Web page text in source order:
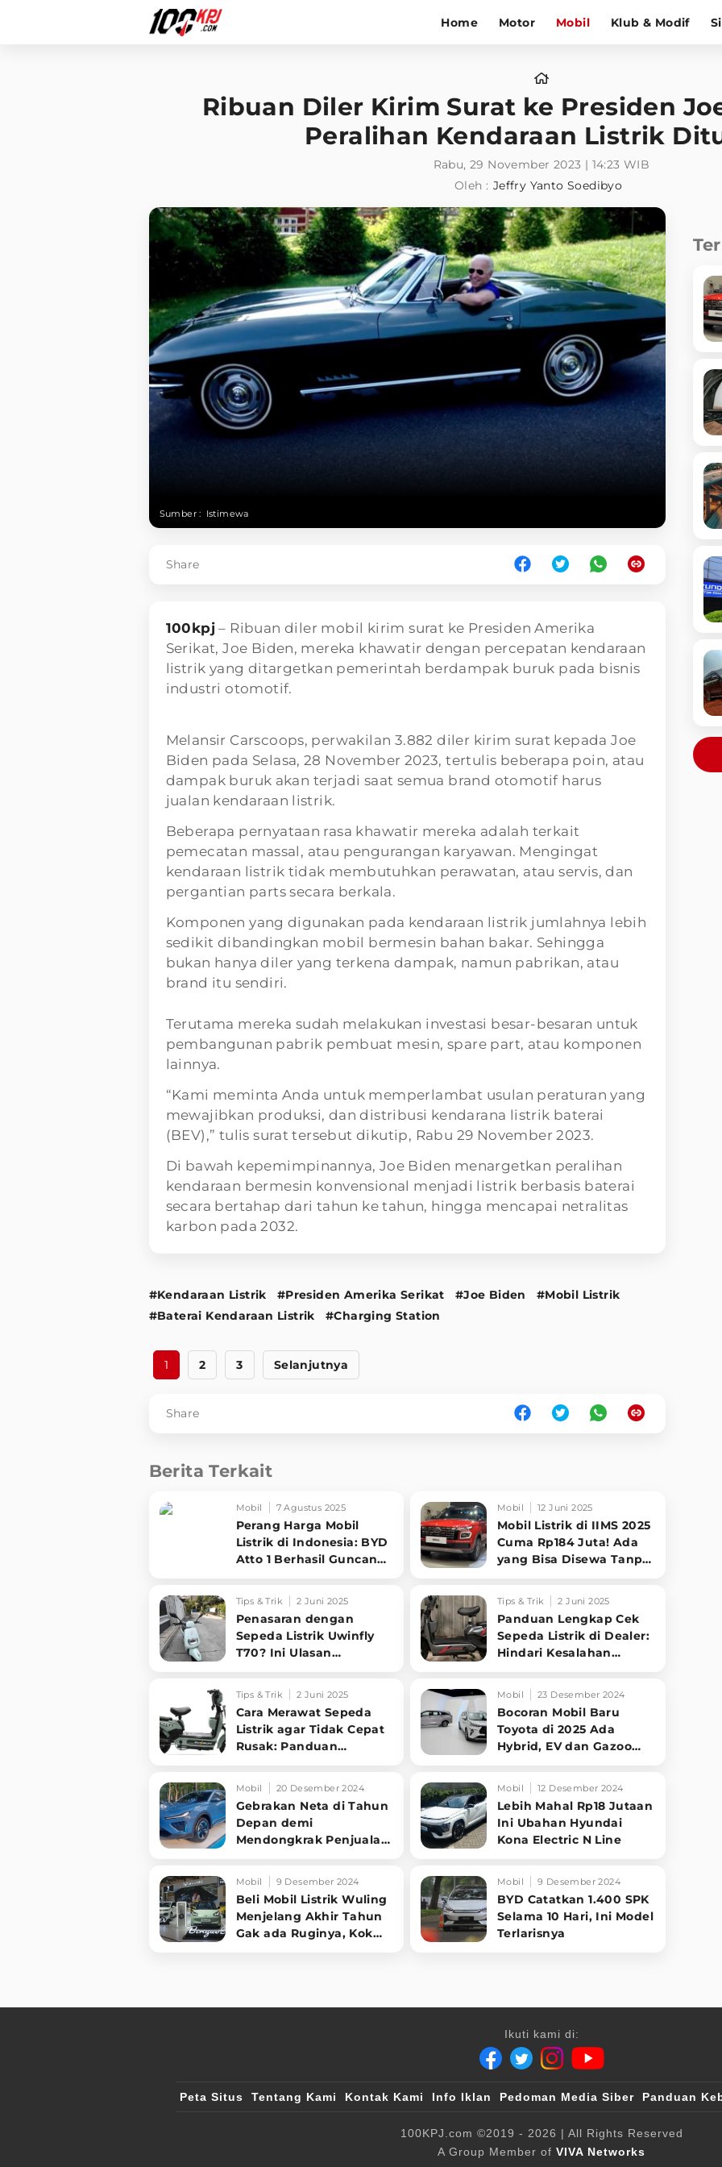
Home Motor Mobil Klub & Modif
Ribuan Diler Kirim Surat ke Presiden
Peralihan Kendaraan Listrik
Rabu, 29 November 2023 | 14:23 WIB
Oleh : Jeffry Yanto Soedibyo
Sumber : Istimewa
Share
100kpj– Ribuan diler mobil kirim surat ke Presiden Amerika
Serikat, Joe Biden, mereka khawatir dengan percepatan kendaraan
listrik yang ditargetkan pemerintah berdampak buruk pada bisnis
industri otomotif.
Melansir Carscoops, perwakilan 3.882 diler kirim surat kepada Joe
Biden pada Selasa, 28 November 2023, tertulis beberapa poin, atau
dampak buruk akan terjadi saat semua brand otomotif harus
jualan kendaraan listrik.
Beberapa pernyataan rasa khawatir mereka adalah terkait
pemecatan massal, atau pengurangan karyawan. Mengingat
kendaraan listrik tidak membutuhkan perawatan, atau servis, dan
pergantian parts secara berkala.
Komponen yang digunakan pada kendaraan listrik jumlahnya lebih
sedikit dibandingkan mobil bermesin bahan bakar. Sehingga
bukan hanya diler yang terkena dampak, namun pabrikan, atau
brand itu sendiri.
Terutama mereka sudah melakukan investasi besar-besaran untuk
pembangunan pabrik pembuat mesin, spare part, atau komponen
lainnya.
“Kami meminta Anda untuk memperlambat usulan peraturan yang
mewajibkan produksi, dan distribusi kendarana listrik baterai
(BEV),” tulis surat tersebut dikutip, Rabu 29 November 2023.
Di bawah kepemimpinannya, Joe Biden menargetkan peralihan
kendaraan bermesin konvensional menjadi listrik berbasis baterai
secara bertahap dari tahun ke tahun, hingga mencapai netralitas
karbon pada 2032.
#Kendaraan Listrik #Presiden Amerika Serikat #Joe Biden
#Mobil Listrik
#Baterai Kendaraan Listrik
#Charging Station
1 2 3 Selanjutnya
Share
Berita Terkait
Mobil 7 Agustus 2025
Perang Harga Mobil
Listrik di Indonesia: BYD
Atto 1 Berhasil Guncang
Mobil 12 Juni 2025
Mobil Listrik di IIMS 2025
Cuma Rp184 Juta! Ada
yang Bisa Disewa Tanpa
Main-ma
Tips & Trik 2 Juni 2025
Penasaran dengan
Sepeda Listrik Uwinfly
T70? Ini Ulasan
Tips & Trik 2 Juni 2025
Panduan Lengkap Cek
Sepeda Listrik di Dealer:
Hindari Kesalahan
Tips & Trik 2 Juni 2025
Cara Merawat Sepeda
Listrik agar Tidak Cepat
Rusak: Panduan
Mobil 23 Desember 2024
Bocoran Mobil Baru
Toyota di 2025 Ada
Hybrid, EV dan Gazoo
Mobil 20 Desember 2024
Gebrakan Neta di Tahun
Depan demi
Mendongkrak Penjualan
Mobil 12 Desember 2024
Lebih Mahal Rp18 Jutaan
Ini Ubahan Hyundai
Kona Electric N Line
Mobil 9 Desember 2024
Beli Mobil Listrik Wuling
Menjelang Akhir Tahun
Gak ada Ruginya, Kok
Mobil 9 Desember 2024
BYD Catatkan 1.400 SPK
Selama 10 Hari, Ini Model
Terlarisnya
Ikuti kami di:
Peta Situs Tentang Kami Kontak Kami Info Iklan Pedoman Media Siber Panduan
100KPJ.com ©2019 - 2026 | All Rights Reserved
A Group Member of VIVA Networks